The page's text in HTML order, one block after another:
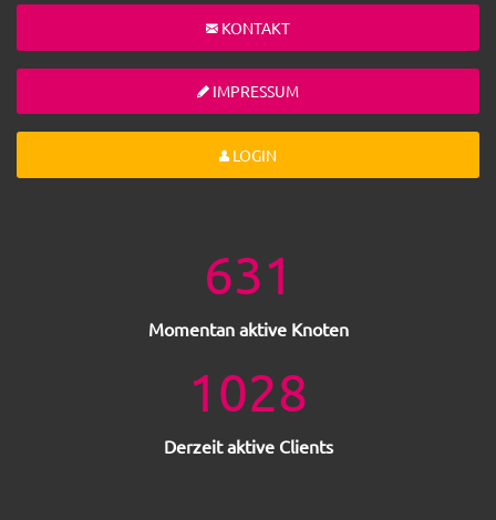
KONTAKT
IMPRESSUM
LOGIN
631
Momentan aktive Knoten
1028
Derzeit aktive Clients